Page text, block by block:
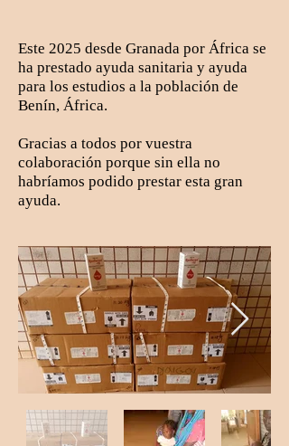
Este 2025 desde Granada por África se
ha prestado ayuda sanitaria y ayuda
para los estudios a la población de
Benín, África.
Gracias a todos por vuestra
colaboración porque sin ella no
habríamos podido prestar esta gran
ayuda.